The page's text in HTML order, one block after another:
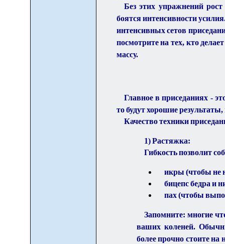
Без этих упражнений
боятся интенсивности
интенсивных сетов
посмотрите на тех, кто
массу.
Главное в приседаниях -
то будут хорошие
Качество техники
1) Растяжка:
Гибкость позволит
икры (чтобы не
бицепс бедра и
пах (чтобы
Запомните: многие
ваших коленей.
более прочно стоите на